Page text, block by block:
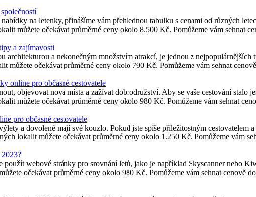
na letenky, přinášíme vám přehlednou tabulku s cenami od různých
můžete očekávat průměrné ceny okolo 8.500 Kč. Pomůžeme vám sehnat
a zajímavosti
architekturou a nekonečným množstvím atrakcí, je jednou z
můžete očekávat průměrné ceny okolo 790 Kč. Pomůžeme vám sehnat
online pro občasné cestovatele
objevovat nová místa a zažívat dobrodružství. Aby se vaše cestování stalo
můžete očekávat průměrné ceny okolo 980 Kč. Pomůžeme vám sehnat
pro občasné cestovatele
a dovolené mají své kouzlo. Pokud jste spíše příležitostným cestovatelem
lokalit můžete očekávat průměrné ceny okolo 1.250 Kč. Pomůžeme vám
2023?
použít webové stránky pro srovnání letů, jako je například Skyscanner nebo
očekávat průměrné ceny okolo 980 Kč. Pomůžeme vám sehnat cenově